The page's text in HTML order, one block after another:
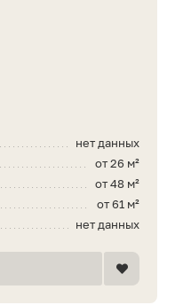
нет данных
от 26 м²
от 48 м²
от 61 м²
нет данных